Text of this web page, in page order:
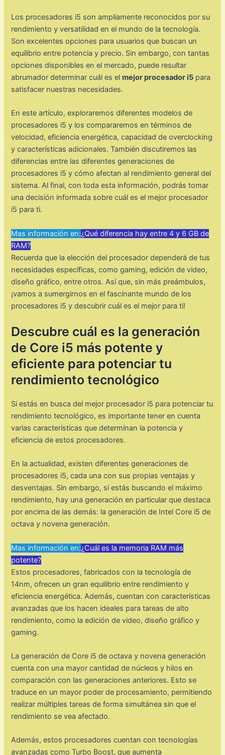
Los procesadores i5 son ampliamente reconocidos por su
rendimiento y versatilidad en el mundo de la tecnología.
Son excelentes opciones para usuarios que buscan un
equilibrio entre potencia y precio. Sin embargo, con tantas
opciones disponibles en el mercado, puede resultar
abrumador determinar cuál es el mejor procesador i5 para
satisfacer nuestras necesidades.
En este artículo, exploraremos diferentes modelos de
procesadores i5 y los compararemos en términos de
velocidad, eficiencia energética, capacidad de overclocking
y características adicionales. También discutiremos las
diferencias entre las diferentes generaciones de
procesadores i5 y cómo afectan al rendimiento general del
sistema. Al final, con toda esta información, podrás tomar
una decisión informada sobre cuál es el mejor procesador
i5 para ti.
Mas información en:¿Qué diferencia hay entre 4 y 6 GB de
RAM?
Recuerda que la elección del procesador dependerá de tus
necesidades específicas, como gaming, edición de video,
diseño gráfico, entre otros. Así que, sin más preámbulos,
¡vamos a sumergirnos en el fascinante mundo de los
procesadores i5 y descubrir cuál es el mejor para ti!
Descubre cuál es la generación
de Core i5 más potente y
eficiente para potenciar tu
rendimiento tecnológico
Si estás en busca del mejor procesador i5 para potenciar tu
rendimiento tecnológico, es importante tener en cuenta
varias características que determinan la potencia y
eficiencia de estos procesadores.
En la actualidad, existen diferentes generaciones de
procesadores i5, cada una con sus propias ventajas y
desventajas. Sin embargo, si estás buscando el máximo
rendimiento, hay una generación en particular que destaca
por encima de las demás: la generación de Intel Core i5 de
octava y novena generación.
Mas información en:¿Cuál es la memoria RAM más
potente?
Estos procesadores, fabricados con la tecnología de
14nm, ofrecen un gran equilibrio entre rendimiento y
eficiencia energética. Además, cuentan con características
avanzadas que los hacen ideales para tareas de alto
rendimiento, como la edición de video, diseño gráfico y
gaming.
La generación de Core i5 de octava y novena generación
cuenta con una mayor cantidad de núcleos y hilos en
comparación con las generaciones anteriores. Esto se
traduce en un mayor poder de procesamiento, permitiendo
realizar múltiples tareas de forma simultánea sin que el
rendimiento se vea afectado.
Además, estos procesadores cuentan con tecnologías
avanzadas como Turbo Boost, que aumenta